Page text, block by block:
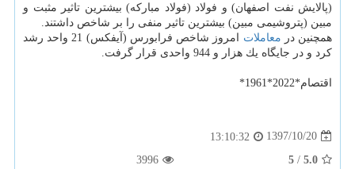
(پالایش نفت اصفهان) و فولاد (فولاد مباركه) بیشترین تاثیر مثبت و
مبین (پتروشیمی مبین) بیشترین تاثیر منفی را بر شاخص داشتند.
همچنین در معاملات
امروز شاخص فرابورس (آیفكس) 21 واحد رشد
كرد و در جایگاه یك هزار و 944 واحدی قرار گرفت.
اقتصام*2022*1961*
1397/10/20
13:10:32
5.0
/
5
3996